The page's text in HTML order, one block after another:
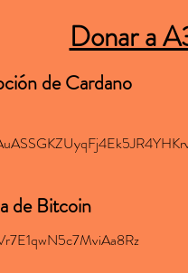
Donar a
de Cardano
de Bitcoin